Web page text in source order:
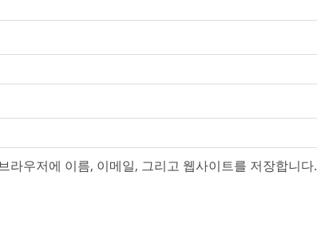
라우저에 이름, 이메일, 그리고 웹사이트를 저장합니다.